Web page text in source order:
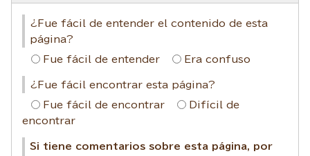
¿Fue fácil de entender el contenido de esta
página?
Fue fácil de entender Era confuso
¿Fue fácil encontrar esta página?
Fue fácil de encontrar
Difícil de
encontrar
Si tiene comentarios sobre esta página, por